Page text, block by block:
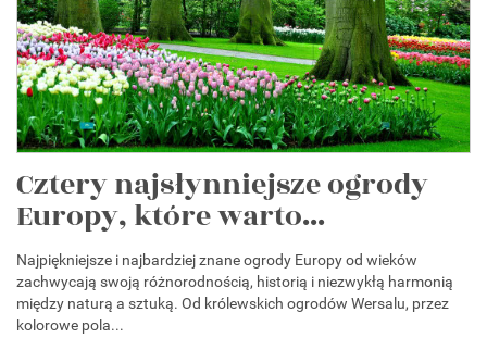
Cztery najsłynniejsze ogrody
Europy, które warto...
Najpiękniejsze i najbardziej znane ogrody Europy od wieków
zachwycają swoją różnorodnością, historią i niezwykłą harmonią
między naturą a sztuką. Od królewskich ogrodów Wersalu, przez
kolorowe pola...